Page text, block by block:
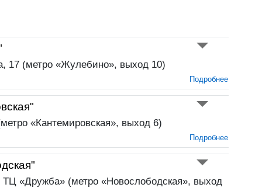
17 (метро «Жулебино», выход 10)
Подробнее
«Кантемировская», выход 6)
Подробнее
«Дружба» (метро «Новослободская», выход